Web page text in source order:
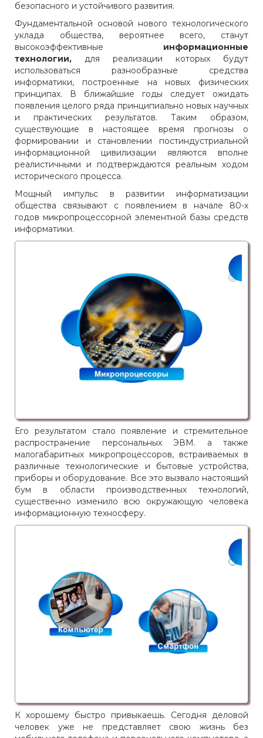
безопасного и устойчивого развития.
Фундаментальной основой нового технологического
уклада общества, вероятнее всего, станут
высокоэффективные информационные
технологии, для реализации которых будут
использоваться разнообразные средства
информатики, построенные на новых физических
принципах. В ближайшие годы следует ожидать
появления целого ряда принципиально новых научных
и практических результатов. Таким образом,
существующие в настоящее время прогнозы о
формировании и становлении постиндустриальной
информационной цивилизации являются вполне
реалистичными и подтверждаются реальным ходом
исторического процесса.
Мощный импульс в развитии информатизации
общества связывают с появлением в начале 80-х
годов микропроцессорной элементной базы средств
информатики.
Его результатом стало появление и стремительное
распространение персональных ЭВМ. а также
малогабаритных микропроцессоров, встраиваемых в
различные технологические и бытовые устройства,
приборы и оборудование. Все это вызвало настоящий
бум в области производственных технологий,
существенно изменило всю окружающую человека
информационную техносферу.
К хорошему быстро привыкаешь. Сегодня деловой
человек уже не представляет свою жизнь без